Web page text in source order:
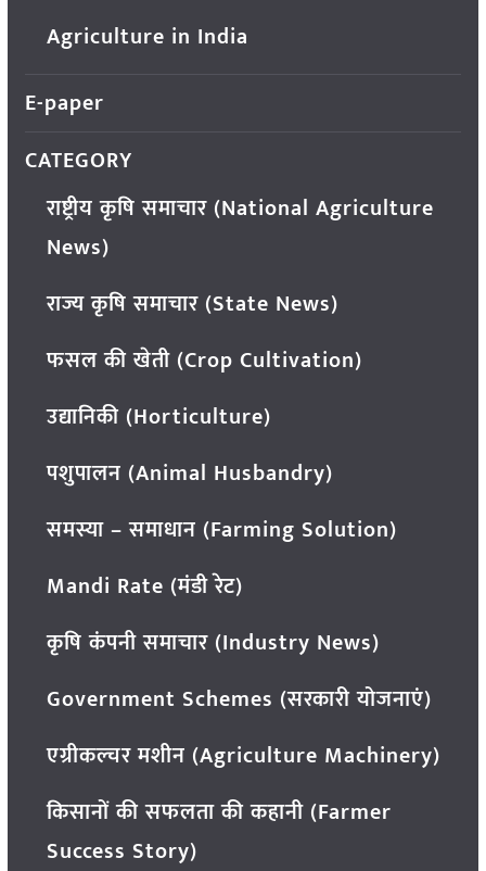
Agriculture in India
E-paper
CATEGORY
राष्ट्रीय कृषि समाचार (National Agriculture
News)
राज्य कृषि समाचार (State News)
फसल की खेती (Crop Cultivation)
उद्यानिकी (Horticulture)
पशुपालन (Animal Husbandry)
समस्या – समाधान (Farming Solution)
Mandi Rate (मंडी रेट)
कृषि कंपनी समाचार (Industry News)
Government Schemes (सरकारी योजनाएं)
एग्रीकल्चर मशीन (Agriculture Machinery)
किसानों की सफलता की कहानी (Farmer
Success Story)